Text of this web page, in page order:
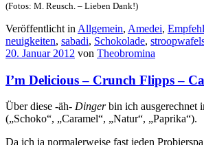
(Fotos: M. Reusch. – Lieben Dank!)
Veröffentlicht in Allgemein, Amedei,
neuigkeiten, sabadi, Schokolade,
20. Januar 2012 von Theobromina
I’m Delicious – Crunch Flipps –
Über diese -äh- Dingerbin ich ausgerechnet
(„Schoko“, „Caramel“, „Natur“, „Paprika“).
Da ich ja normalerweise fast jeden